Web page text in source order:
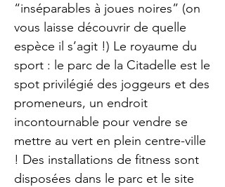
“inséparables à joues noires” (on
vous laisse découvrir de quelle
espèce il s’agit !) Le royaume du
sport : le parc de la Citadelle est le
spot privilégié des joggeurs et des
promeneurs, un endroit
incontournable pour vendre se
mettre au vert en plein centre-ville
! Des installations de fitness sont
disposées dans le parc et le site